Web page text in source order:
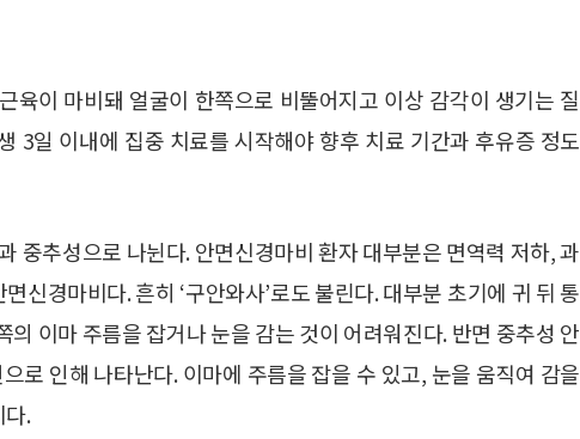
육이 마비돼 얼굴이 한쪽으로 비뚤어지고 이상 감각이 생기는 질
3일 이내에 집중 치료를 시작해야 향후 치료 기간과 후유증 정도
중추성으로 나뉜다. 안면신경마비 환자 대부분은 면역력 저하, 과
신경마비다. 흔히 ‘구안와사’로도 불린다. 대부분 초기에 귀 뒤 통
이마 주름을 잡거나 눈을 감는 것이 어려워진다. 반면 중추성 안
로 인해 나타난다. 이마에 주름을 잡을 수 있고, 눈을 움직여 감을
.